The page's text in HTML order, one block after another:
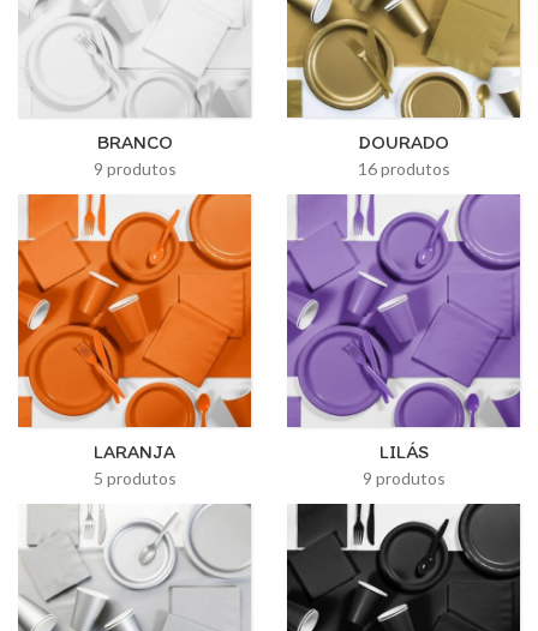
BRANCO
9 produtos
DOURADO
16 produtos
LARANJA
5 produtos
LILÁS
9 produtos